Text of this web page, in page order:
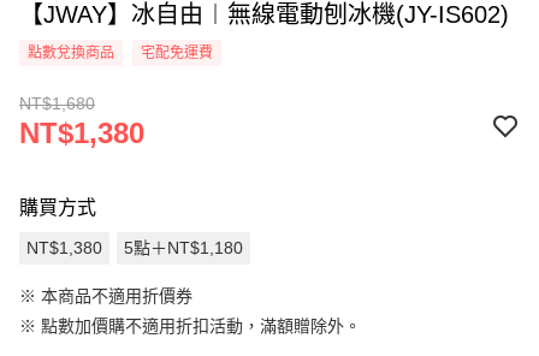
【JWAY】冰自由︱無線電動刨冰機(JY-IS602)
點數兌換商品 宅配免運費
NT$1,680
NT$1,380
購買方式
NT$1,380 5點＋NT$1,180
※ 本商品不適用折價券
※ 點數加價購不適用折扣活動，滿額贈除外。